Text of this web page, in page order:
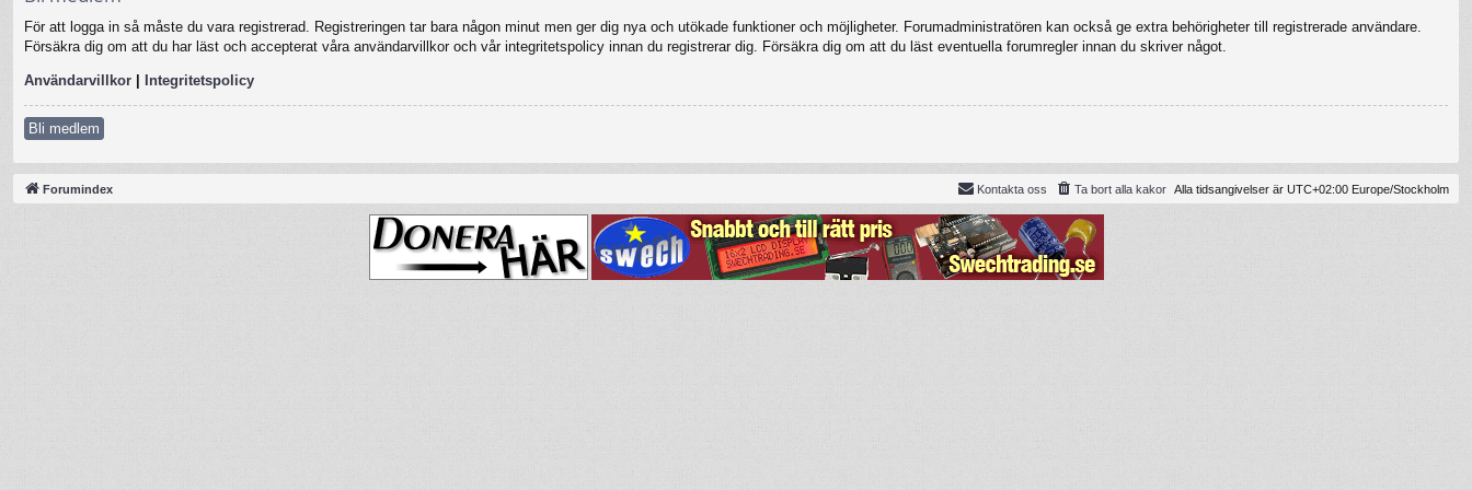
För att logga in så måste du vara registrerad. Registreringen tar bara någon minut men ger dig nya och utökade funktioner och möjligheter. Forumadministratören kan också ge extra behörigheter till registrerade användare.
Försäkra dig om att du har läst och accepterat våra användarvillkor och vår integritetspolicy innan du registrerar dig. Försäkra dig om att du läst eventuella forumregler innan du skriver något.
Användarvillkor | Integritetspolicy
Bli medlem
Forumindex Alla tidsangivelser är UTC+02:00 Europe/Stockholm
Ta bort alla kakor
Kontakta oss